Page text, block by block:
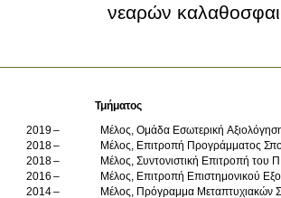
νεαρών
Τμήματος
2019
Μέλος, Ομάδα Εσωτερική
2018
Μέλος, Επιτροπή Προγράμματος
2018
Μέλος, Συντονιστική Επιτροπή
2016
Μέλος, Επιτροπή Επιστημονικού
2014
Μέλος, Πρόγραμμα Μεταπτυχιακών